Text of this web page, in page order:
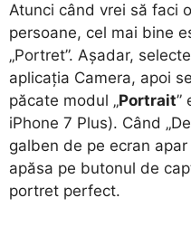
Atunci când vrei să faci
persoane, cel mai bine
„Portret”. Așadar,
aplicația Camera, apoi
păcate modul „Portrait”
iPhone 7 Plus). Când
galben de pe ecran
apăsa pe butonul de
portret perfect.